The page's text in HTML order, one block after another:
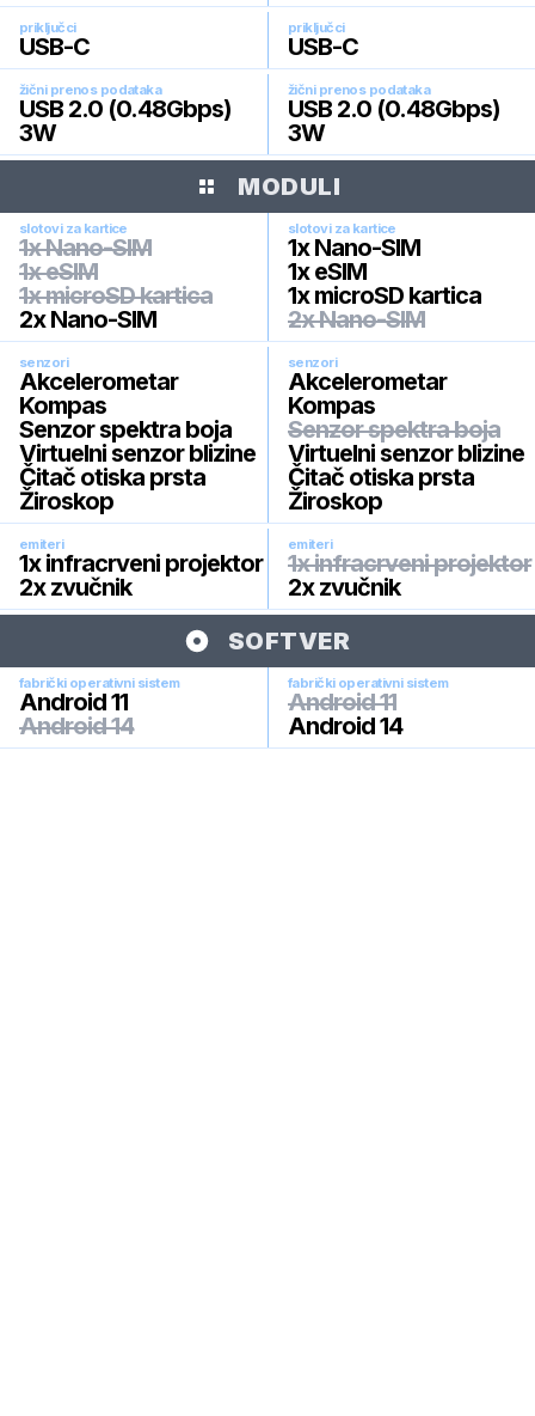
priključci
USB-C
priključci
USB-C
žični prenos podataka
USB 2.0 (0.48Gbps)
3W
žični prenos podataka
USB 2.0 (0.48Gbps)
3W
MODULI
slotovi za kartice
1x Nano-SIM
1x eSIM
1x microSD kartica
2x Nano-SIM
slotovi za kartice
1x Nano-SIM
1x eSIM
1x microSD kartica
2x Nano-SIM
senzori
Akcelerometar
Kompas
Senzor spektra boja
Virtuelni senzor blizine
Čitač otiska prsta
Žiroskop
senzori
Akcelerometar
Kompas
Senzor spektra boja
Virtuelni senzor blizine
Čitač otiska prsta
Žiroskop
emiteri
1x infracrveni projektor
2x zvučnik
emiteri
1x infracrveni projektor
2x zvučnik
SOFTVER
fabrički operativni sistem
Android 11
Android 14
fabrički operativni sistem
Android 11
Android 14